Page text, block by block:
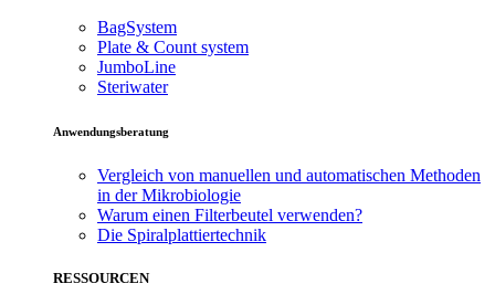
BagSystem
Plate & Count system
JumboLine
Steriwater
Anwendungsberatung
Vergleich von manuellen und automatischen Methoden
in der Mikrobiologie
Warum einen Filterbeutel verwenden?
Die Spiralplattier­technik
RESSOURCEN